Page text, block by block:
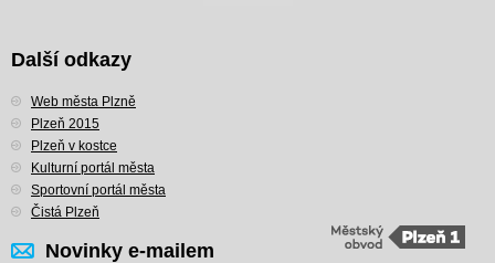
Další odkazy
Web města Plzně
Plzeň 2015
Plzeň v kostce
Kulturní portál města
Sportovní portál města
Čistá Plzeň
Novinky e-mailem